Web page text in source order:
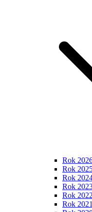
Rok
Rok
Rok
Rok
Rok 2022
Rok 2021